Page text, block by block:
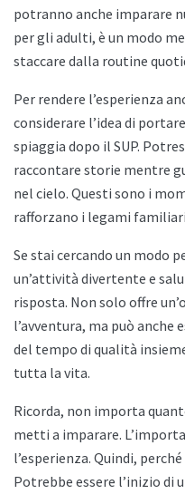
potranno anche imparare
per gli adulti, è un modo
staccare dalla routine
Per rendere l’esperienza
considerare l’idea di
spiaggia dopo il SUP.
raccontare storie mentre
nel cielo. Questi sono i
rafforzano i legami
Se stai cercando un modo
un’attività divertente e
risposta. Non solo offre
l’avventura, ma può anche
del tempo di qualità
tutta la vita.
Ricorda, non importa
metti a imparare.
l’esperienza. Quindi,
Potrebbe essere l’inizio di